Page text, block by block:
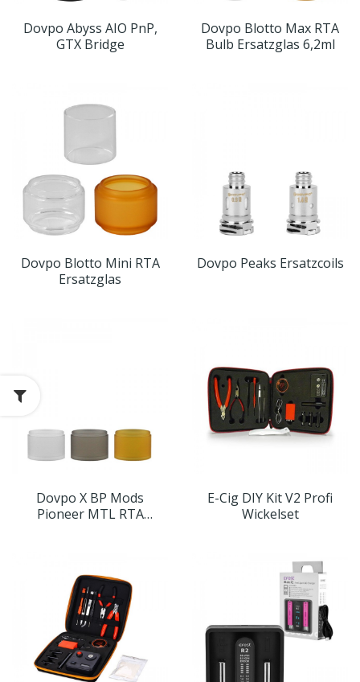
Dovpo Abyss AIO PnP,
GTX Bridge
Dovpo Blotto Max RTA
Bulb Ersatzglas 6,2ml
Dovpo Blotto Mini RTA
Ersatzglas
Dovpo Peaks Ersatzcoils
Dovpo X BP Mods
Pioneer MTL RTA
E-Cig DIY Kit V2 Profi
Wickelset